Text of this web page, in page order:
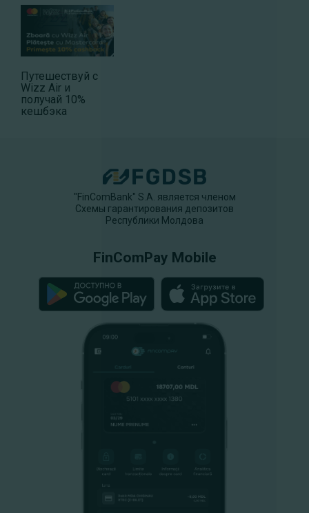
Путешествуй с
Wizz Air и
получай 10%
кешбэка
"FinComBank" S.A. является членом
Схемы гарантирования депозитов
Республики Молдова
FinComPay Mobile